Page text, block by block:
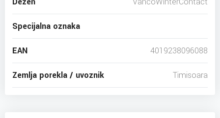
Specijalna oznaka
EAN 4019238096088
Zemlja porekla / uvoznik Timisoara